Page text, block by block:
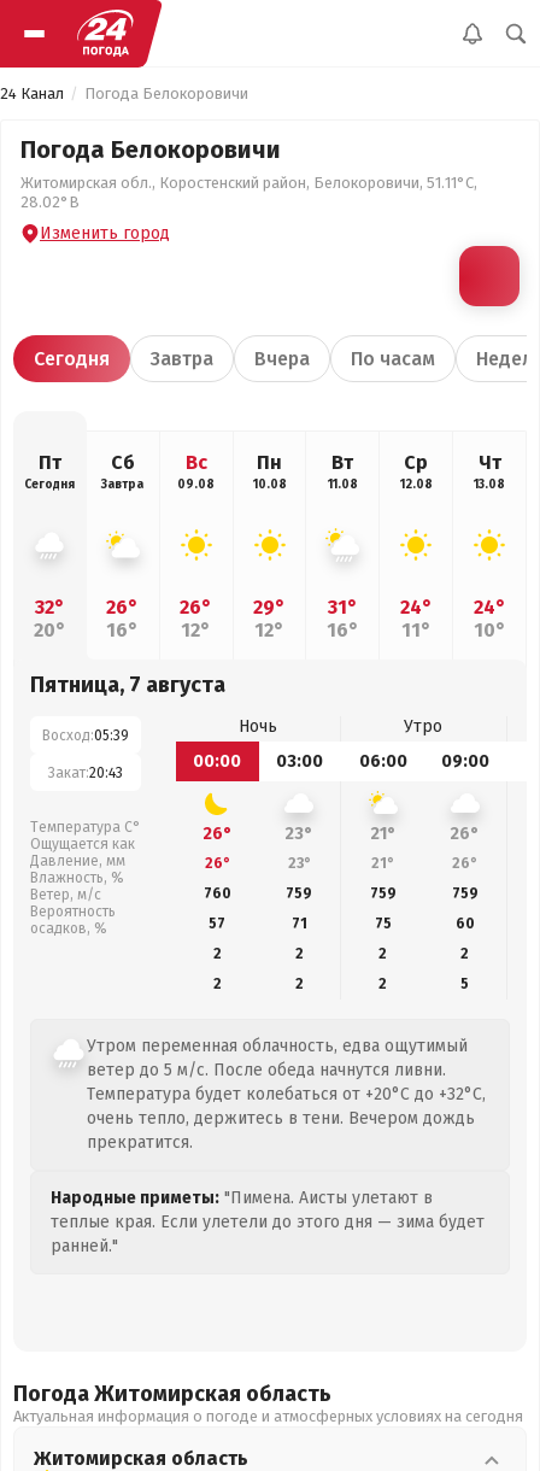
24 Канал Погода Белокоровичи
Погода Белокоровичи
Житомирская обл., Коростенский район, Белокоровичи, 51.11°С,
28.02°В
Изменить город
Сегодня Завтра Вчера По часам
Пт
Сегодня
32°
20°
Сб
Завтра
26°
16°
Вс
09.08
26°
12°
Пн
10.08
29°
12°
Вт
11.08
31°
16°
Ср
12.08
24°
11°
Чт
13.08
24°
10°
Пятница, 7 августа
Восход:05:39
Закат:20:43
Температура С°
Ощущается как
Давление, мм
Влажность, %
Ветер, м/с
Вероятность
осадков, %
Ночь
Утро
00:00
03:00 06:00 09:00
26° 23° 21° 26°
26° 23° 21° 26°
760
759 759 759
57
71 75 60
2
2 2
2
2
2 2 5
Утром переменная облачность, едва ощутимый
ветер до 5 м/с. После обеда начнутся ливни.
Температура будет колебаться от +20°C до +32°C,
очень тепло, держитесь в тени. Вечером дождь
прекратится.
Народные приметы: "Пимена. Аисты улетают в
теплые края. Если улетели до этого дня — зима будет
ранней."
Погода Житомирская область
Актуальная информация о погоде и атмосферных условиях на сегодня
Житомирская область